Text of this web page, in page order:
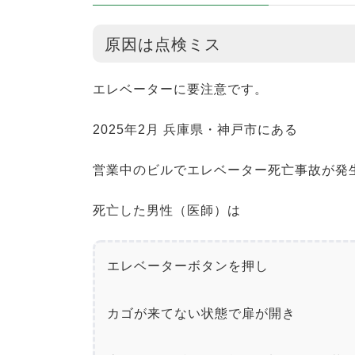
原因は点検ミス
エレベーターに要注意です。
2025年2月 兵庫県・神戸市にある
営業中のビルでエレベーター死亡事故が発
死亡した男性（医師）は
エレベーターボタンを押し
カゴが来てない状態で扉が開き